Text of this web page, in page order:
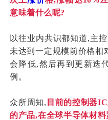
意味着什么呢?
以往业内共识都知道,主
未达到一定规模前价格相
会降低,然后再到更新迭
例。
众所周知, 目前的控制器
的产品,在全球半导体材